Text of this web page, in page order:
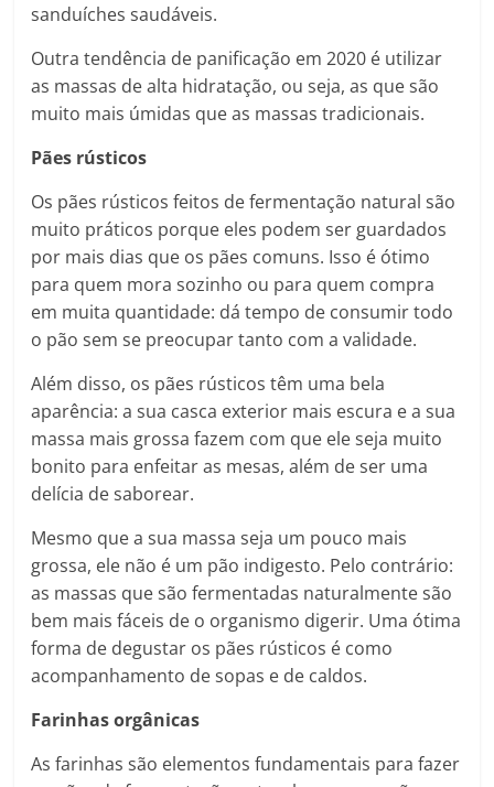
sanduíches saudáveis.
Outra tendência de panificação em 2020 é utilizar
as massas de alta hidratação, ou seja, as que são
muito mais úmidas que as massas tradicionais.
Pães rústicos
Os pães rústicos feitos de fermentação natural são
muito práticos porque eles podem ser guardados
por mais dias que os pães comuns. Isso é ótimo
para quem mora sozinho ou para quem compra
em muita quantidade: dá tempo de consumir todo
o pão sem se preocupar tanto com a validade.
Além disso, os pães rústicos têm uma bela
aparência: a sua casca exterior mais escura e a sua
massa mais grossa fazem com que ele seja muito
bonito para enfeitar as mesas, além de ser uma
delícia de saborear.
Mesmo que a sua massa seja um pouco mais
grossa, ele não é um pão indigesto. Pelo contrário:
as massas que são fermentadas naturalmente são
bem mais fáceis de o organismo digerir. Uma ótima
forma de degustar os pães rústicos é como
acompanhamento de sopas e de caldos.
Farinhas orgânicas
As farinhas são elementos fundamentais para fazer